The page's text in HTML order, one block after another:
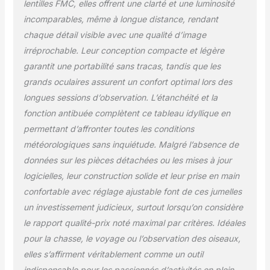
à traitement multicouche
complet (FMC), qui
améliorent
considérablement la
transmission de la
lumière, réduisent la
distorsion et le flou, et
offrent une image
lumineuse, réaliste et
nette à différentes
différentes conditions
d'éclairage. Assistez vos
aventures dans des
conditions de faible
luminosité : grâce à son
excellente efficacité de
transmission lumineuse,
cette lunette
monoculaire offre une
lentilles FMC, elles offrent une clarté et une luminosité
incomparables, même à longue distance, rendant
chaque détail visible avec une qualité d’image
irréprochable. Leur conception compacte et légère
garantit une portabilité sans tracas, tandis que les
grands oculaires assurent un confort optimal lors des
longues sessions d’observation. L’étanchéité et la
fonction antibuée complètent ce tableau idyllique en
permettant d’affronter toutes les conditions
météorologiques sans inquiétude. Malgré l’absence de
données sur les pièces détachées ou les mises à jour
logicielles, leur construction solide et leur prise en main
confortable avec réglage ajustable font de ces jumelles
un investissement judicieux, surtout lorsqu’on considère
le rapport qualité-prix noté maximal par critères. Idéales
pour la chasse, le voyage ou l’observation des oiseaux,
elles s’affirment véritablement comme un outil